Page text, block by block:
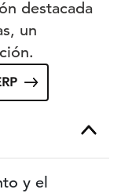
destacada
un
y el